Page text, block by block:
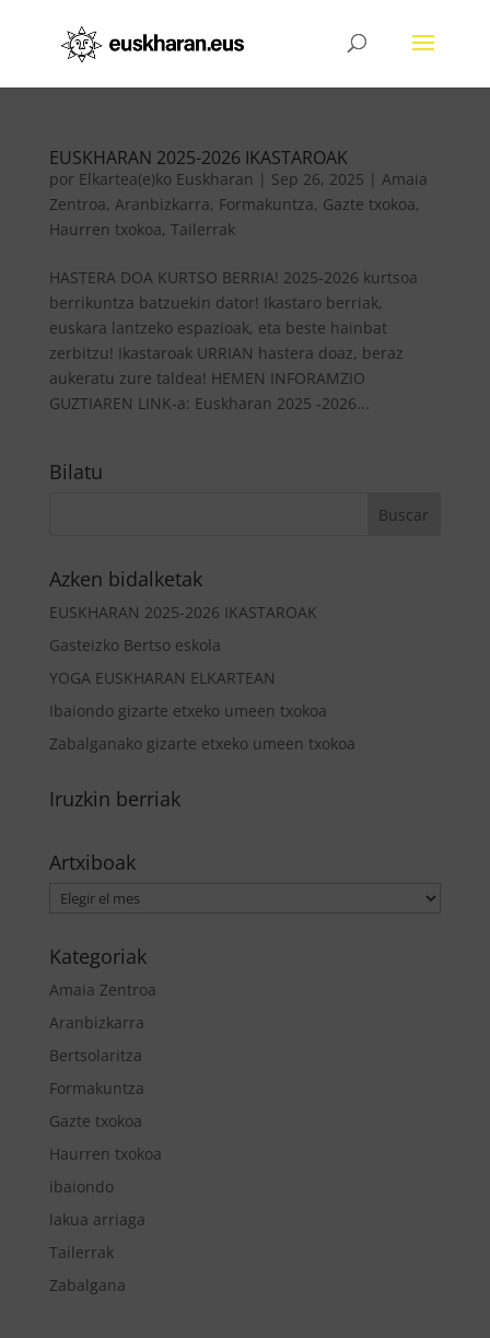
EUSKHARAN 2025-2026 IKASTAROAK
por Elkartea(e)ko Euskharan | Sep 26, 2025 | Amaia
Zentroa, Aranbizkarra, Formakuntza, Gazte txokoa,
Haurren txokoa, Tailerrak
HASTERA DOA KURTSO BERRIA! 2025-2026 kurtsoa
berrikuntza batzuekin dator! Ikastaro berriak,
euskara lantzeko espazioak, eta beste hainbat
zerbitzu! Ikastaroak URRIAN hastera doaz, beraz
aukeratu zure taldea! HEMEN INFORAMZIO
GUZTIAREN LINK-a: Euskharan 2025 -2026...
Bilatu
Azken bidalketak
EUSKHARAN 2025-2026 IKASTAROAK
Gasteizko Bertso eskola
YOGA EUSKHARAN ELKARTEAN
Ibaiondo gizarte etxeko umeen txokoa
Zabalganako gizarte etxeko umeen txokoa
Iruzkin berriak
Artxiboak
Artxiboak
Kategoriak
Amaia Zentroa
Aranbizkarra
Bertsolaritza
Formakuntza
Gazte txokoa
Haurren txokoa
ibaiondo
lakua arriaga
Tailerrak
Zabalgana